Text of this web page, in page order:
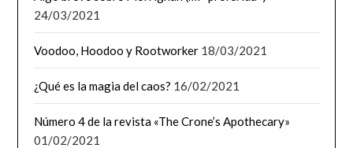
24/03/2021
Voodoo, Hoodoo y Rootworker 18/03/2021
¿Qué es la magia del caos? 16/02/2021
Número 4 de la revista «The Crone’s Apothecary»
01/02/2021